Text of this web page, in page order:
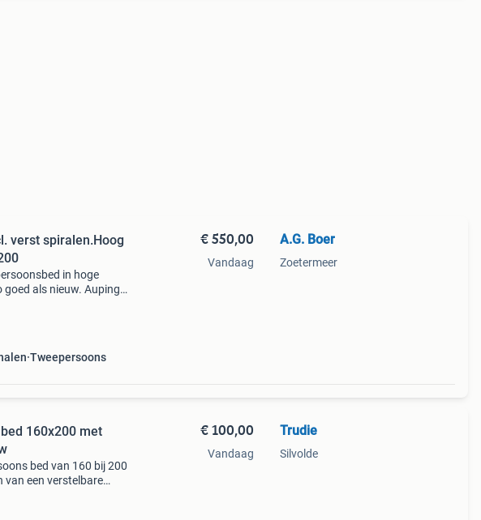
verst spiralen.Hoog
in hoge
goed als nieuw. Auping
Tweepersoons
€ 550,00
Vandaag
A.G. Boer
Zoetermeer
160x200 met
bed van 160 bij 200
van een verstelbare
€ 100,00
Vandaag
Trudie
Silvolde